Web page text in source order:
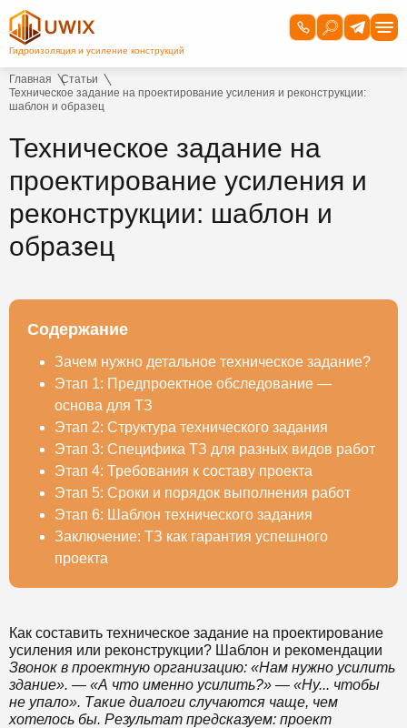
Главная
Статьи
Техническое задание на проектирование усиления и реконструкции:
шаблон и образец
Техническое задание на
проектирование усиления и
реконструкции: шаблон и
образец
Содержание
Зачем нужно детальное техническое задание?
Этап 1: Предпроектное обследование —
основа для ТЗ
Этап 2: Структура технического задания
Этап 3: Специфика ТЗ для разных видов работ
Этап 4: Требования к составу проекта
Этап 5: Сроки и порядок выполнения работ
Этап 6: Шаблон технического задания
Заключение: ТЗ как гарантия успешного
проекта
Как составить техническое задание на проектирование
усиления или реконструкции? Шаблон и рекомендации
Звонок в проектную организацию: «Нам нужно усилить
здание». — «А что именно усилить?» — «Ну... чтобы
не упало». Такие диалоги случаются чаще, чем
хотелось бы. Результат предсказуем: проект